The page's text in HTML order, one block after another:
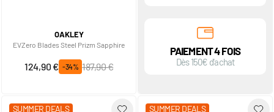
OAKLEY
EVZero Blades Steel Prizm Sapphire
Prix spécial
124,90 € -34%
Prix normal
187,90 €
PAIEMENT 4 FOIS
Dès 150€ d'achat
SUMMER DEALS SUMMER DEALS